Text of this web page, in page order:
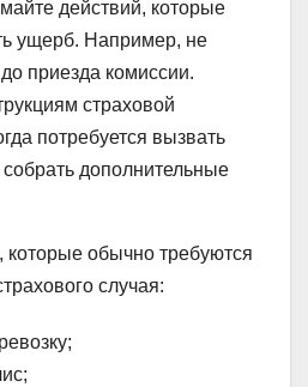
действий, которые
ущерб. Например, не
приезда комиссии.
страховой
потребуется вызвать
дополнительные
которые обычно требуются
случая: